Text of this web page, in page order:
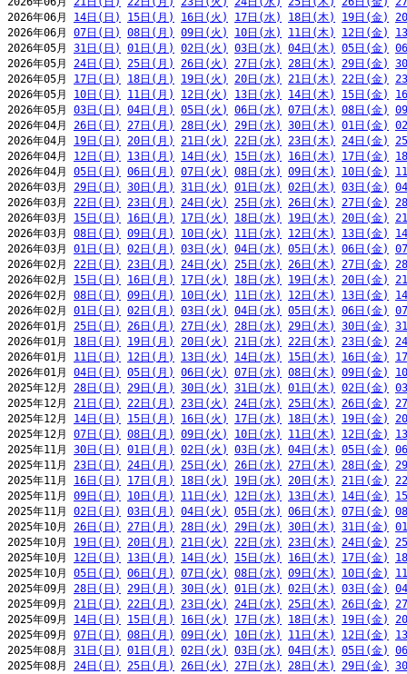
2026年06月 14日(日) 15日(月) 16日(火) 17日(水) 18日(木) 19日(金)
2026年06月 07日(日) 08日(月) 09日(火) 10日(水) 11日(木) 12日(金)
2026年05月 31日(日) 01日(月) 02日(火) 03日(水) 04日(木) 05日(金)
2026年05月 24日(日) 25日(月) 26日(火) 27日(水) 28日(木) 29日(金)
2026年05月 17日(日) 18日(月) 19日(火) 20日(水) 21日(木) 22日(金)
2026年05月 10日(日) 11日(月) 12日(火) 13日(水) 14日(木) 15日(金)
2026年05月 03日(日) 04日(月) 05日(火) 06日(水) 07日(木) 08日(金)
2026年04月 26日(日) 27日(月) 28日(火) 29日(水) 30日(木) 01日(金)
2026年04月 19日(日) 20日(月) 21日(火) 22日(水) 23日(木) 24日(金)
2026年04月 12日(日) 13日(月) 14日(火) 15日(水) 16日(木) 17日(金)
2026年04月 05日(日) 06日(月) 07日(火) 08日(水) 09日(木) 10日(金)
2026年03月 29日(日) 30日(月) 31日(火) 01日(水) 02日(木) 03日(金)
2026年03月 22日(日) 23日(月) 24日(火) 25日(水) 26日(木) 27日(金)
2026年03月 15日(日) 16日(月) 17日(火) 18日(水) 19日(木) 20日(金)
2026年03月 08日(日) 09日(月) 10日(火) 11日(水) 12日(木) 13日(金)
2026年03月 01日(日) 02日(月) 03日(火) 04日(水) 05日(木) 06日(金)
2026年02月 22日(日) 23日(月) 24日(火) 25日(水) 26日(木) 27日(金)
2026年02月 15日(日) 16日(月) 17日(火) 18日(水) 19日(木) 20日(金)
2026年02月 08日(日) 09日(月) 10日(火) 11日(水) 12日(木) 13日(金)
2026年02月 01日(日) 02日(月) 03日(火) 04日(水) 05日(木) 06日(金)
2026年01月 25日(日) 26日(月) 27日(火) 28日(水) 29日(木) 30日(金)
2026年01月 18日(日) 19日(月) 20日(火) 21日(水) 22日(木) 23日(金)
2026年01月 11日(日) 12日(月) 13日(火) 14日(水) 15日(木) 16日(金)
2026年01月 04日(日) 05日(月) 06日(火) 07日(水) 08日(木) 09日(金)
2025年12月 28日(日) 29日(月) 30日(火) 31日(水) 01日(木) 02日(金)
2025年12月 21日(日) 22日(月) 23日(火) 24日(水) 25日(木) 26日(金)
2025年12月 14日(日) 15日(月) 16日(火) 17日(水) 18日(木) 19日(金)
2025年12月 07日(日) 08日(月) 09日(火) 10日(水) 11日(木) 12日(金)
2025年11月 30日(日) 01日(月) 02日(火) 03日(水) 04日(木) 05日(金)
2025年11月 23日(日) 24日(月) 25日(火) 26日(水) 27日(木) 28日(金)
2025年11月 16日(日) 17日(月) 18日(火) 19日(水) 20日(木) 21日(金)
2025年11月 09日(日) 10日(月) 11日(火) 12日(水) 13日(木) 14日(金)
2025年11月 02日(日) 03日(月) 04日(火) 05日(水) 06日(木) 07日(金)
2025年10月 26日(日) 27日(月) 28日(火) 29日(水) 30日(木) 31日(金)
2025年10月 19日(日) 20日(月) 21日(火) 22日(水) 23日(木) 24日(金)
2025年10月 12日(日) 13日(月) 14日(火) 15日(水) 16日(木) 17日(金)
2025年10月 05日(日) 06日(月) 07日(火) 08日(水) 09日(木) 10日(金)
2025年09月 28日(日) 29日(月) 30日(火) 01日(水) 02日(木) 03日(金)
2025年09月 21日(日) 22日(月) 23日(火) 24日(水) 25日(木) 26日(金)
2025年09月 14日(日) 15日(月) 16日(火) 17日(水) 18日(木) 19日(金)
2025年09月 07日(日) 08日(月) 09日(火) 10日(水) 11日(木) 12日(金)
2025年08月 31日(日) 01日(月) 02日(火) 03日(水) 04日(木) 05日(金)
2025年08月 24日(日) 25日(月) 26日(火) 27日(水) 28日(木) 29日(金)